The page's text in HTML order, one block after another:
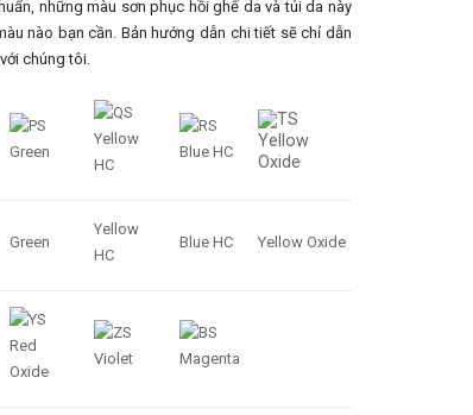
những màu sơn phục hồi ghế da và túi da này
nào bạn cần. Bản hướng dẫn chi tiết sẽ chỉ dẫn
chúng tôi.
Green
Yellow
HC
Blue HC Yellow Oxide